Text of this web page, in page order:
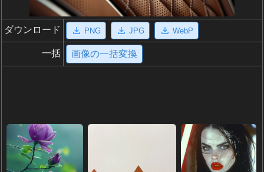
ダウンロード PNG JPG WebP
一括 画像の一括変換